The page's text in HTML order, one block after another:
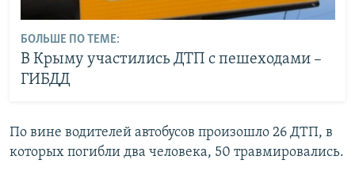
БОЛЬШЕ ПО ТЕМЕ:
В Крыму участились ДТП с пешеходами –
ГИБДД
По вине водителей автобусов произошло 26 ДТП, в
которых погибли два человека, 50 травмировались.